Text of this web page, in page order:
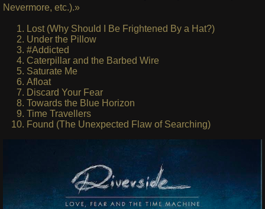
Nevermore, etc.).»
Lost (Why Should I Be Frightened By a Hat?)
Under the Pillow
#Addicted
Caterpillar and the Barbed Wire
Saturate Me
Afloat
Discard Your Fear
Towards the Blue Horizon
Time Travellers
Found (The Unexpected Flaw of Searching)